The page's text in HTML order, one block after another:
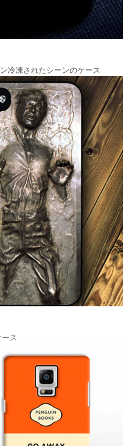
冷凍されたシーンのケース
ス